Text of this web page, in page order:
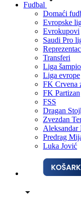
Fudbal
Domaći
Evropske
Evrokupovi
Saudi Pro
Transferi
Liga
Liga evrope
FK Crvena
FK Partizan
FSS
Dragan
Zvezdan
Predrag
Luka Jović